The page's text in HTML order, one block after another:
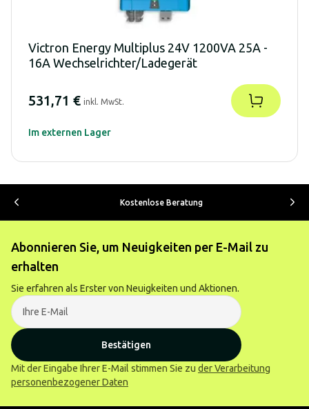
Victron Energy Multiplus 24V 1200VA 25A -
16A Wechselrichter/Ladegerät
531,71 € inkl. MwSt.
Im externen Lager
Kostenlose Beratung
Abonnieren Sie, um Neuigkeiten per E-Mail zu
erhalten
Sie erfahren als Erster von Neuigkeiten und Aktionen.
Bestätigen
Mit der Eingabe Ihrer E-Mail stimmen Sie zu der Verarbeitung
personenbezogener Daten